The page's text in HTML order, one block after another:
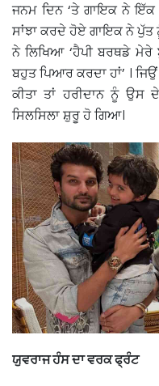
ਜਨਮ ਦਿਨ ‘ਤੇ ਗਾਇਕ ਨੇ ਇੱਕ
ਸਾਂਝਾ ਕਰਦੇ ਹੋਏ ਗਾਇਕ ਨੇ ਪੁੱਤ
ਨੇ ਲਿਖਿਆ ‘ਹੈਪੀ ਬਰਥਡੇ
ਬਹੁਤ ਪਿਆਰ ਕਰਦਾ ਹਾਂ’ ।
ਕੀਤਾ ਤਾਂ ਹਰੀਦਾਨ ਨੂੰ
ਸਿਲਸਿਲਾ ਸ਼ੁਰੂ ਹੋ ਗਿਆ।
ਯੁਵਰਾਜ ਹੰਸ ਦਾ ਵਰਕ ਫ੍ਰੰਟ